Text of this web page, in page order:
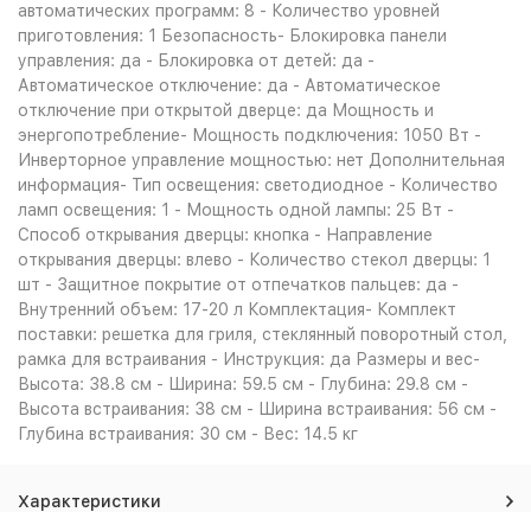
автоматических программ: 8 - Количество уровней
приготовления: 1 Безопасность- Блокировка панели
управления: да - Блокировка от детей: да -
Автоматическое отключение: да - Автоматическое
отключение при открытой дверце: да Мощность и
энергопотребление- Мощность подключения: 1050 Вт -
Инверторное управление мощностью: нет Дополнительная
информация- Тип освещения: светодиодное - Количество
ламп освещения: 1 - Мощность одной лампы: 25 Вт -
Способ открывания дверцы: кнопка - Направление
открывания дверцы: влево - Количество стекол дверцы: 1
шт - Защитное покрытие от отпечатков пальцев: да -
Внутренний объем: 17-20 л Комплектация- Комплект
поставки: решетка для гриля, стеклянный поворотный стол,
рамка для встраивания - Инструкция: да Размеры и вес-
Высота: 38.8 см - Ширина: 59.5 см - Глубина: 29.8 см -
Высота встраивания: 38 см - Ширина встраивания: 56 см -
Глубина встраивания: 30 см - Вес: 14.5 кг
Характеристики